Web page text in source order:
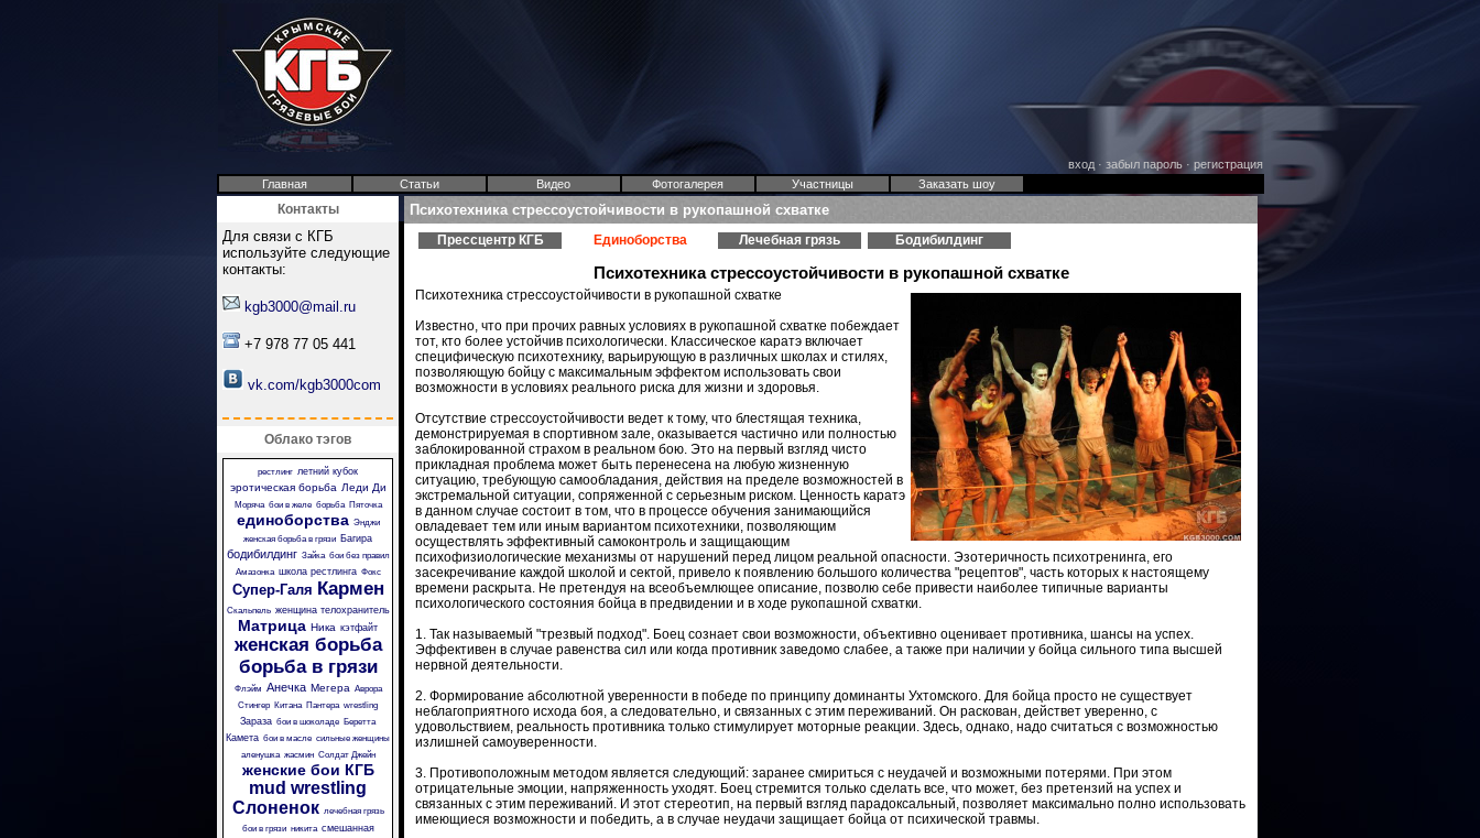
вход· забыл пароль· регистрация
Главная
Статьи Видео Фотогалерея Участницы Заказать шоу
Контакты
Для связи с КГБ
используйте следующие
контакты:
kgb3000@mail.ru
+7 978 77 05 441
vk.com/kgb3000com
Облако тэгов
рестлинг летний кубок
эротическая борьба Леди Ди
Моряча бои в желе борьба Пяточка
единоборства Энджи
женская борьба в грязи Багира
бодибилдинг Зайка бои без правил
Амазонка школа рестлинга Фокс
Супер-Галя Кармен
Скальпель женщина телохранитель
Матрица Ника кэтфайт
женская борьба
борьба в грязи
Флэйм Анечка Мегера Аврора
Стингер Китана Пантера wrestling
Зараза бои в шоколаде Беретта
Камета бои в масле сильные женщины
аленушка жасмин Солдат Джейн
женские бои КГБ
mud wrestling
Слоненок лечебная грязь
бои в грязи никита смешанная
Психотехника стрессоустойчивости в рукопашной схватке
Прессцентр КГБ Единоборства Лечебная грязь Бодибилдинг
Психотехника стрессоустойчивости в рукопашной схватке
Психотехника стрессоустойчивости в рукопашной схватке
Известно, что при прочих равных условиях в рукопашной схватке побеждает
тот, кто более устойчив психологически. Классическое каратэ включает
специфическую психотехнику, варьирующую в различных школах и стилях,
позволяющую бойцу с максимальным эффектом использовать свои
возможности в условиях реального риска для жизни и здоровья.
Отсутствие стрессоустойчивости ведет к тому, что блестящая техника,
демонстрируемая в спортивном зале, оказывается частично или полностью
заблокированной страхом в реальном бою. Это на первый взгляд чисто
прикладная проблема может быть перенесена на любую жизненную
ситуацию, требующую самообладания, действия на пределе возможностей в
экстремальной ситуации, сопряженной с серьезным риском. Ценность каратэ
в данном случае состоит в том, что в процессе обучения занимающийся
овладевает тем или иным вариантом психотехники, позволяющим
осуществлять эффективный самоконтроль и защищающим
психофизиологические механизмы от нарушений перед лицом реальной опасности. Эзотеричность психотренинга, его
засекречивание каждой школой и сектой, привело к появлению большого количества "рецептов", часть которых к настоящему
времени раскрыта. Не претендуя на всеобъемлющее описание, позволю себе привести наиболее типичные варианты
психологического состояния бойца в предвидении и в ходе рукопашной схватки.
1. Так называемый "трезвый подход". Боец сознает свои возможности, объективно оценивает противника, шансы на успех.
Эффективен в случае равенства сил или когда противник заведомо слабее, а также при наличии у бойца сильного типа высшей
нервной деятельности.
2. Формирование абсолютной уверенности в победе по принципу доминанты Ухтомского. Для бойца просто не существует
неблагоприятного исхода боя, а следовательно, и связанных с этим переживаний. Он раскован, действет уверенно, с
удовольствием, реальность противника только стимулирует моторные реакции. Здесь, однако, надо считаться с возможностью
излишней самоуверенности.
3. Противоположным методом является следующий: заранее смириться с неудачей и возможными потерями. При этом
отрицательные эмоции, напряженность уходят. Боец стремится только сделать все, что может, без претензий на успех и
связанных с этим переживаний. И этот стереотип, на первый взгляд парадоксальный, позволяет максимально полно использовать
имеющиеся возможности и победить, а в случае неудачи защищает бойца от психической травмы.